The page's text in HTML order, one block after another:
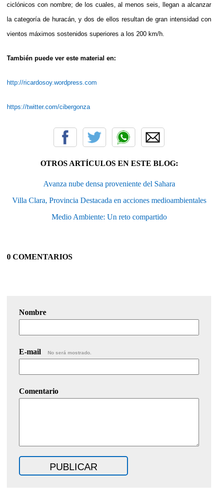
ciclónicos con nombre; de los cuales, al menos seis, llegan a alcanzar
la categoría de huracán, y dos de ellos resultan de gran intensidad con
vientos máximos sostenidos superiores a los 200 km/h.
También puede ver este material en:
http://ricardosoy.wordpress.com
https://twitter.com/cibergonza
OTROS ARTÍCULOS EN ESTE BLOG:
Avanza nube densa proveniente del Sahara
Villa Clara, Provincia Destacada en acciones medioambientales
Medio Ambiente: Un reto compartido
0 COMENTARIOS
Nombre
E-mail No será mostrado.
Comentario